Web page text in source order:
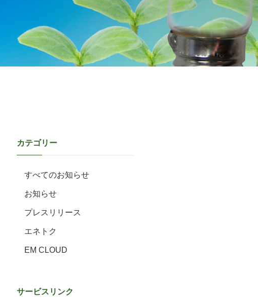
カテゴリー
すべてのお知らせ
お知らせ
プレスリリース
エネトク
EM CLOUD
サービスリンク